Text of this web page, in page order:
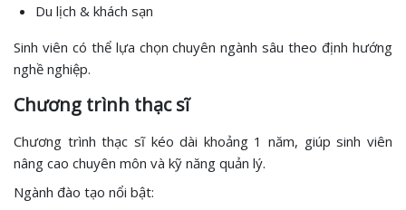
Du lịch & khách sạn
Sinh viên có thể lựa chọn chuyên ngành sâu theo định hướng
nghề nghiệp.
Chương trình thạc sĩ
Chương trình thạc sĩ kéo dài khoảng 1 năm, giúp sinh viên
nâng cao chuyên môn và kỹ năng quản lý.
Ngành đào tạo nổi bật: